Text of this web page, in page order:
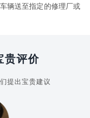
辆送至指定的修理厂或
贵评价
提出宝贵建议